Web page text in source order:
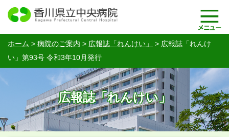
ホーム > 病院のご案内 > 広報誌「れんけい」 > 広報誌「れんけ
い」第93号 令和3年10月発行
広報誌「れんけい」